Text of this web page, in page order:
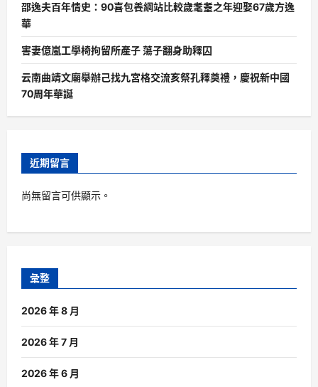
邵逸夫百年情史：90喜包養網站比較歲耄耋之年迎娶67歲方逸
華
害妻億嵐工學椅拘留所產子 蕩子翻身助釋囚
云南曲靖文廟舉辦己找九宮格交流亥祭孔釋奠禮，慶祝新中國
70周年華誕
近期留言
尚無留言可供顯示。
彙整
2026 年 8 月
2026 年 7 月
2026 年 6 月